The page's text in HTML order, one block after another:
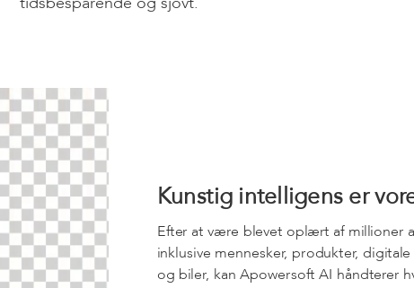
tidsbesparende og sjovt.
Kunstig intelligens er
Efter at være blevet oplært af millioner
inklusive mennesker, produkter,
og biler, kan Apowersoft AI håndterer